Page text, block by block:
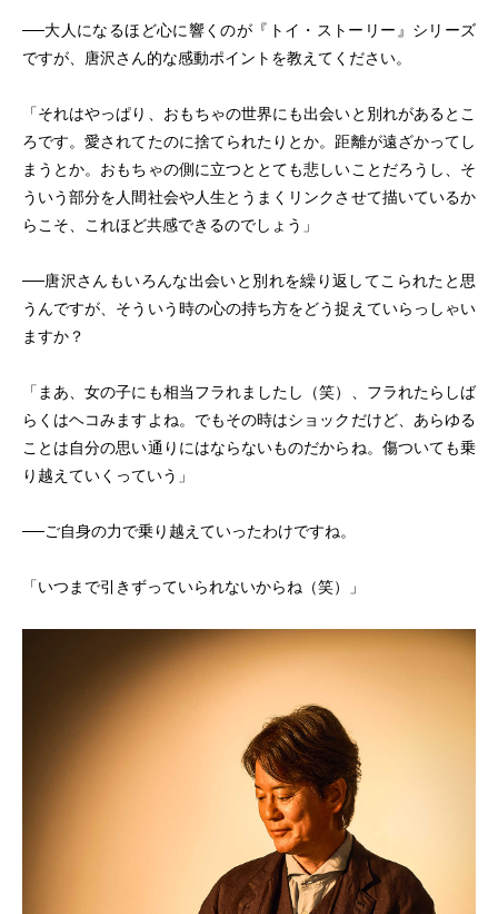
──大人になるほど心に響くのが『トイ・ストーリー』シリーズ
ですが、唐沢さん的な感動ポイントを教えてください。
「それはやっぱり、おもちゃの世界にも出会いと別れがあるとこ
ろです。愛されてたのに捨てられたりとか。距離が遠ざかってし
まうとか。おもちゃの側に立つととても悲しいことだろうし、そ
ういう部分を人間社会や人生とうまくリンクさせて描いているか
らこそ、これほど共感できるのでしょう」
──唐沢さんもいろんな出会いと別れを繰り返してこられたと思
うんですが、そういう時の心の持ち方をどう捉えていらっしゃい
ますか？
「まあ、女の子にも相当フラれましたし（笑）、フラれたらしば
らくはヘコみますよね。でもその時はショックだけど、あらゆる
ことは自分の思い通りにはならないものだからね。傷ついても乗
り越えていくっていう」
──ご自身の力で乗り越えていったわけですね。
「いつまで引きずっていられないからね（笑）」